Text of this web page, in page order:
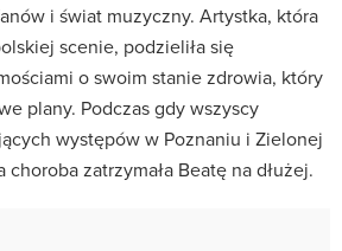
i świat muzyczny. Artystka, która
scenie, podzieliła się
o swoim stanie zdrowia, który
plany. Podczas gdy wszyscy
występów w Poznaniu i Zielonej
zatrzymała Beatę na dłużej.